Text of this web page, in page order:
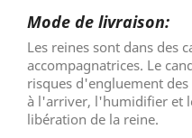
Mode de livraison:
Les reines sont dans des
accompagnatrices. Le
risques d'engluement
à l'arriver, l'humidifier et
libération de la reine.